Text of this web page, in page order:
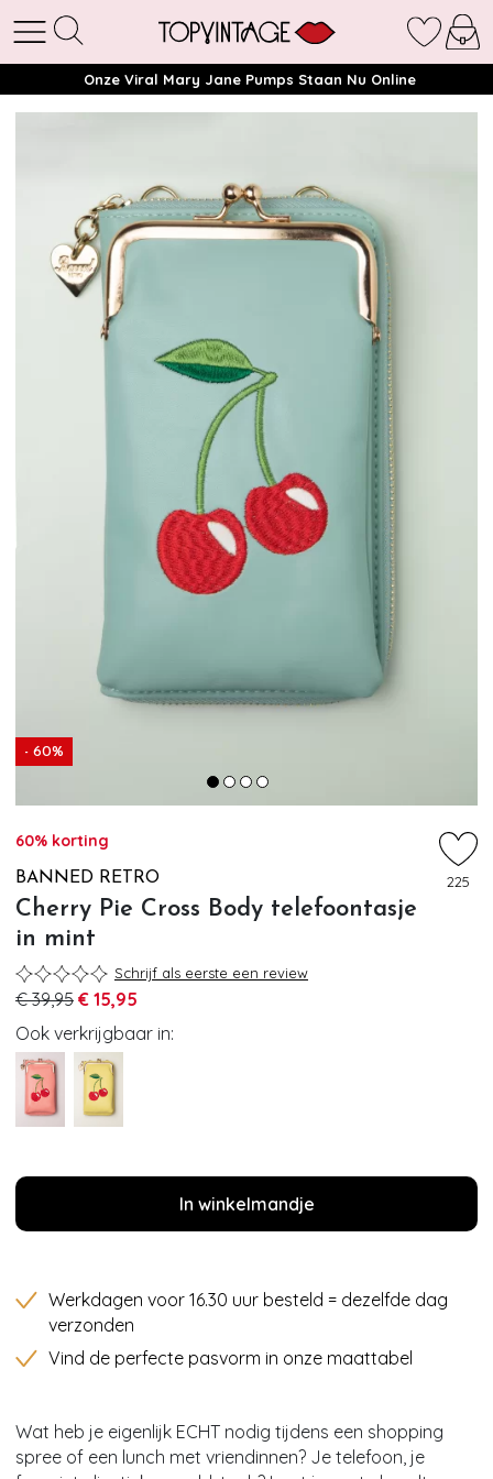
Onze Viral Mary Jane Pumps Staan Nu Online
- 60%
60% korting
BANNED RETRO
Cherry Pie Cross Body telefoontasje
in mint
225
Schrijf als eerste een review
€ 39,95 € 15,95
Ook verkrijgbaar in:
In winkelmandje
Werkdagen voor 16.30 uur besteld = dezelfde dag
verzonden
Vind de perfecte pasvorm in onze maattabel
Wat heb je eigenlijk ECHT nodig tijdens een shopping
spree of een lunch met vriendinnen? Je telefoon, je